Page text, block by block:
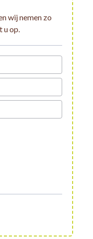
wij nemen zo
u op.